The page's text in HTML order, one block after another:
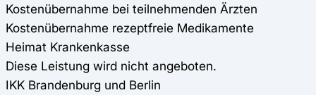
Kostenübernahme bei teilnehmenden Ärzten
Kostenübernahme rezeptfreie Medikamente
Heimat Krankenkasse
Diese Leistung wird nicht angeboten.
IKK Brandenburg und Berlin